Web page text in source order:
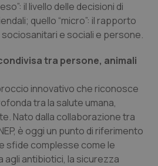
”: il livello delle decisioni di
quello “micro”: il rapporto
e sociali e persone.
tra persone, animali
innovativo che riconosce
tra la salute umana,
Nato dalla collaborazione tra
è oggi un punto di riferimento
sfide complesse come le
agli antibiotici, la sicurezza